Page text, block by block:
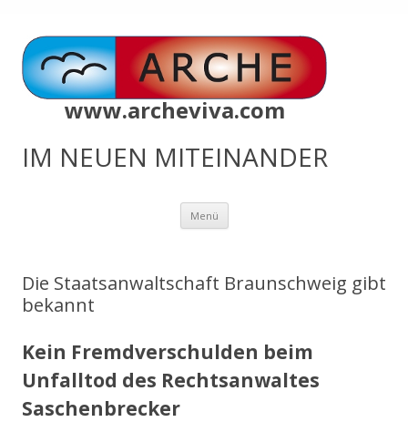
www.archeviva.com
IM NEUEN MITEINANDER
Menü Zum
springen
Die Staatsanwaltschaft Braunschweig gibt
bekannt
Kein Fremdverschulden beim
Unfalltod des Rechtsanwaltes
Saschenbrecker